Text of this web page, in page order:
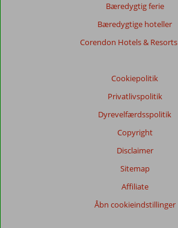
Bæredygtig ferie
Bæredygtige hoteller
Corendon Hotels & Resorts
Cookiepolitik
Privatlivspolitik
Dyrevelfærdsspolitik
Copyright
Disclaimer
Sitemap
Affiliate
Åbn cookieindstillinger